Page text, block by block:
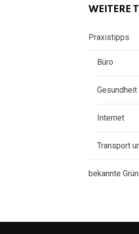
WEITERE
Praxistipps
Büro
Gesundheit
Internet
Transport
bekannte